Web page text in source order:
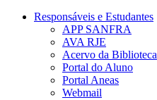
Responsáveis e Estudantes
APP SANFRA
AVA RJE
Acervo da Biblioteca
Portal do Aluno
Portal Aneas
Webmail